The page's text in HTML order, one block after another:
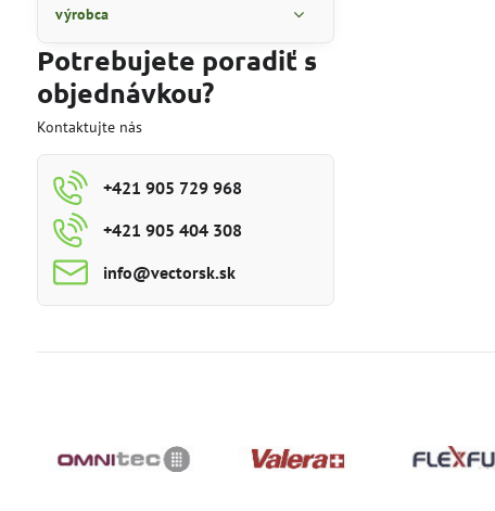
výrobca
Potrebujete poradiť s
objednávkou?
Kontaktujte nás
+421 905 729 968
+421 905 404 308
info​@vectorsk​.sk